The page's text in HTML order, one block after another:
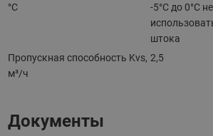
°С
-5°С до 0°С
штока
Пропускная способность Kvs,
м³/ч
2,5
Документы